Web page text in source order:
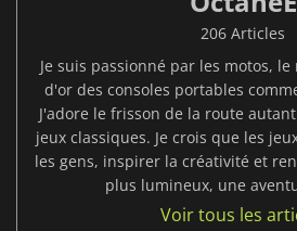
206 Articles
Je suis passionné par les motos,
d'or des consoles portables
J'adore le frisson de la route
jeux classiques. Je crois que les
les gens, inspirer la créativité et
plus lumineux, une
Voir tous les